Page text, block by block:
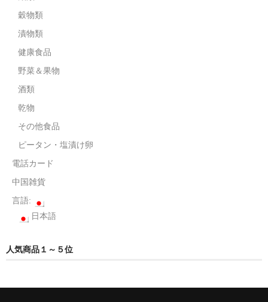
穀物類
漬物類
健康食品
野菜＆果物
酒類
乾物
その他食品
ピータン・塩漬け卵
電話カード
中国雑貨
言語:
日本語
人気商品１～５位